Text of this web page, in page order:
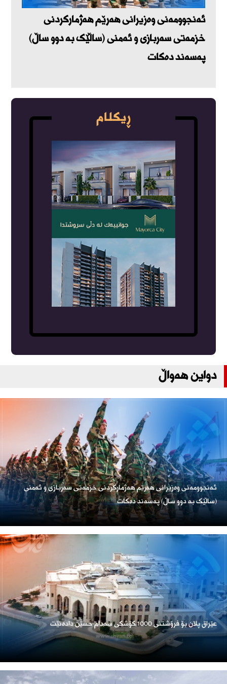
ئەنجوومەنی وەزیرانی هەرێم هەژمارکردنی
خزمەتی سەربازی و ئەمنی (ساڵێک بە دوو ساڵ)
پەسەند دەکات
ڕیکلام
دواین هەواڵ
ئەنجوومەنی وەزیرانی هەرێم هەژمارکردنی خزمەتی سەربازی و ئەمنی
(ساڵێک بە دوو ساڵ) پەسەند دەکات
عێراق پلان بۆ فرۆشتنی 1000 کۆشکی سەدام حسێن دادەنێت